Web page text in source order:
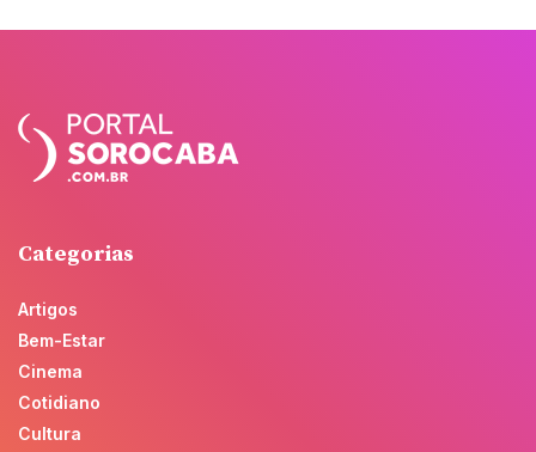
Categorias
Artigos
Bem-Estar
Cinema
Cotidiano
Cultura